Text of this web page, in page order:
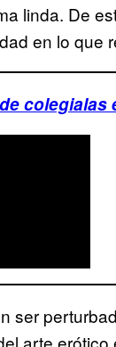
linda. De
en lo que
colegialas
ser
arte